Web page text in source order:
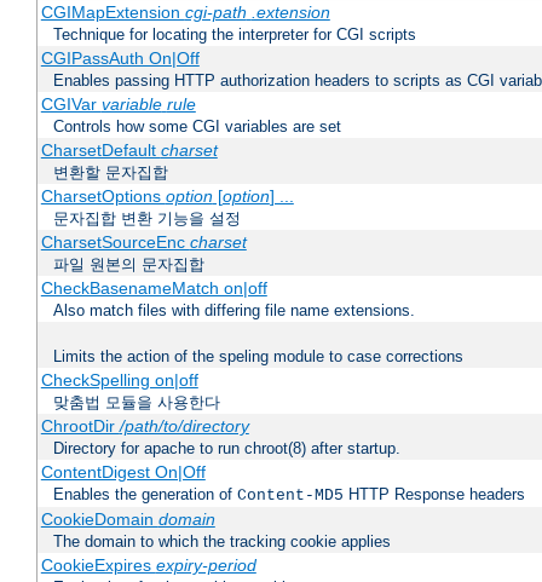
CGIMapExtension cgi-path .extension
Technique for locating the interpreter for CGI scripts
CGIPassAuth On|Off
Enables passing HTTP authorization headers to scripts as CGI
CGIVar variable rule
Controls how some CGI variables are set
CharsetDefault charset
변환할 문자집합
CharsetOptions option[option] ...
문자집합 변환 기능을 설정
CharsetSourceEnc charset
파일 원본의 문자집합
CheckBasenameMatch on|off
Also match files with differing file name extensions.
Limits the action of the speling module to case corrections
CheckSpelling on|off
맞춤법 모듈을 사용한다
ChrootDir/path/to/directory
Directory for apache to run chroot(8) after startup.
ContentDigest On|Off
Enables the generation of Content-MD5 HTTP Response headers
CookieDomain domain
The domain to which the tracking cookie applies
CookieExpires expiry-period